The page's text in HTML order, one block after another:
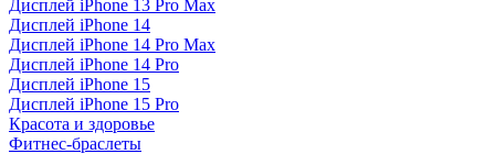
Дисплей iPhone 13 Pro Max
Дисплей iPhone 14
Дисплей iPhone 14 Pro Max
Дисплей iPhone 14 Pro
Дисплей iPhone 15
Дисплей iPhone 15 Pro
Красота и здоровье
Фитнес-браслеты